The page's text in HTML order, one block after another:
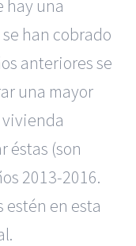
hay una
han cobrado
anteriores se
una mayor
éstas (son
2013-2016.
en esta